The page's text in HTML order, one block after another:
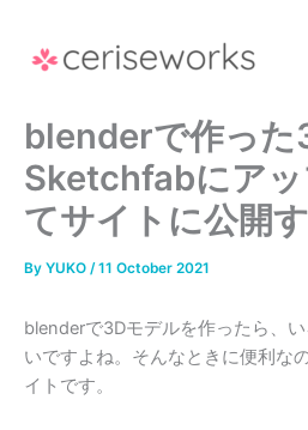
content
blenderで作った
Sketchfabにアッ
てサイトに公開
By YUKO /11 October 2021
blenderで3Dモデルを作ったら、
いですよね。そんなときに便利なの
イトです。